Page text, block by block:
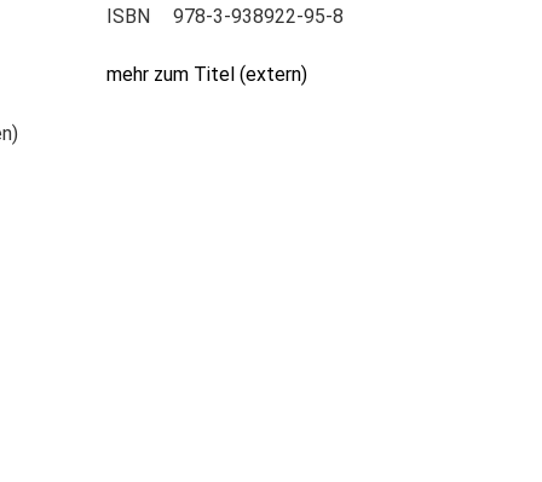
ISBN
978-3-938922-95-8
mehr zum Titel (extern)